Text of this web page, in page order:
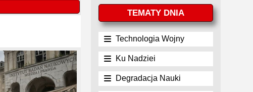
TEMATY DNIA
Technologia Wojny
Ku Nadziei
Degradacja Nauki